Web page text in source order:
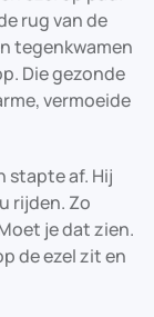
rug van de
tegenkwamen
Die gezonde
vermoeide
stapte af. Hij
rijden. Zo
je dat zien.
de ezel zit en